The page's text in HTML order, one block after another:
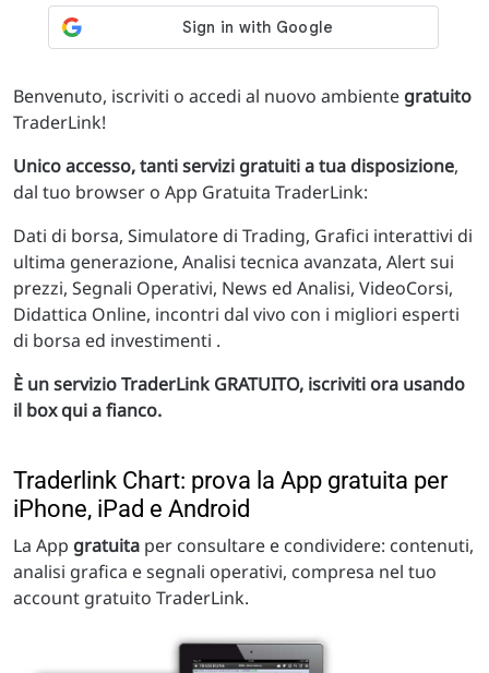
Benvenuto, iscriviti o accedi al nuovo ambiente gratuito
TraderLink!
Unico accesso, tanti servizi gratuiti a tua disposizione,
dal tuo browser o App Gratuita TraderLink:
Dati di borsa, Simulatore di Trading, Grafici interattivi di
ultima generazione, Analisi tecnica avanzata, Alert sui
prezzi, Segnali Operativi, News ed Analisi, VideoCorsi,
Didattica Online, incontri dal vivo con i migliori esperti
di borsa ed investimenti .
È un servizio TraderLink GRATUITO, iscriviti ora usando
il box qui a fianco.
Traderlink Chart: prova la App gratuita per
iPhone, iPad e Android
La App gratuita per consultare e condividere: contenuti,
analisi grafica e segnali operativi, compresa nel tuo
account gratuito TraderLink.